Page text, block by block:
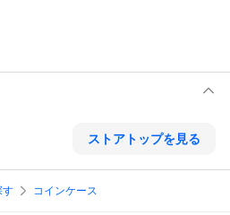
ストアトップを見る
す コインケース